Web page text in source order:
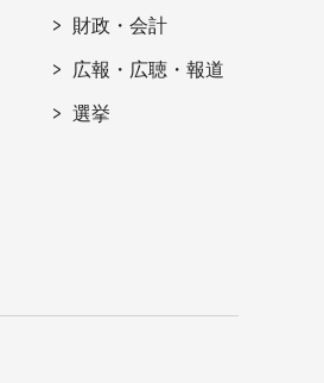
財政・会計
広報・広聴・報道
選挙